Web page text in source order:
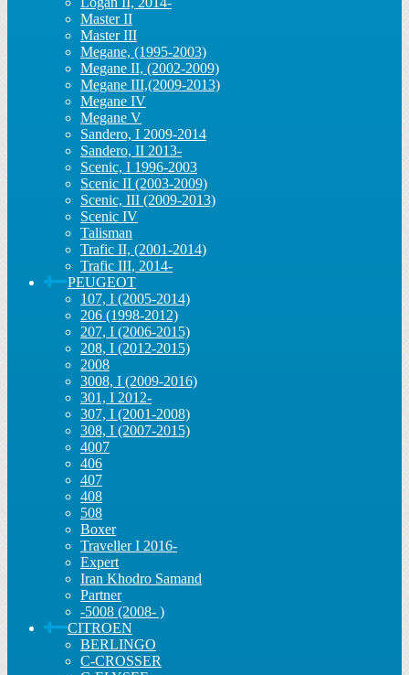
Master II
Master III
Megane, (1995-2003)
Megane II, (2002-2009)
Megane III,(2009-2013)
Megane IV
Megane V
Sandero, I 2009-2014
Sandero, II 2013-
Scenic, I 1996-2003
Scenic II (2003-2009)
Scenic, III (2009-2013)
Scenic IV
Talisman
Trafic II, (2001-2014)
Trafic III, 2014-
PEUGEOT
107, I (2005-2014)
206 (1998-2012)
207, I (2006-2015)
208, I (2012-2015)
2008
3008, I (2009-2016)
301, I 2012-
307, I (2001-2008)
308, I (2007-2015)
4007
406
407
408
508
Boxer
Traveller I 2016-
Expert
Iran Khodro Samand
Partner
-5008 (2008- )
CITROEN
BERLINGO
C-CROSSER